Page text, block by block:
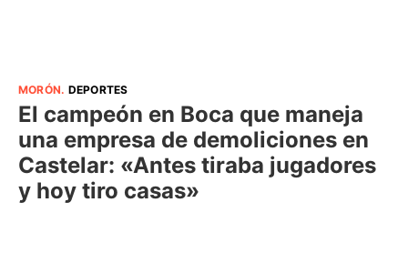
MORÓN. DEPORTES
El campeón en Boca que maneja
una empresa de demoliciones en
Castelar: «Antes tiraba jugadores
y hoy tiro casas»